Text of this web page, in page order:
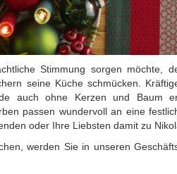
Stimmung sorgen möchte,
seine Küche schmücken.
auch ohne Kerzen und Baum
passen wundervoll an eine
oder Ihre Liebsten damit zu
werden Sie in unseren